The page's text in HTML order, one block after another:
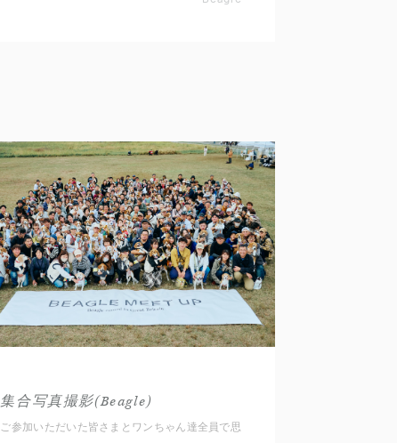
集合写真撮影(Beagle)
ご参加いただいた皆さまとワンちゃん達全員で思